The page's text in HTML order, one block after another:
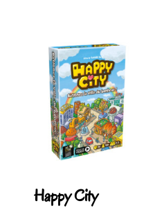
Happy City